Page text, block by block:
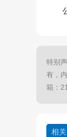
特别
有，
箱：
相